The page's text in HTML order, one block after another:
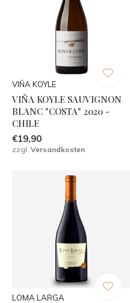
VIÑA KOYLE
VIÑA KOYLE SAUVIGNON
BLANC "COSTA" 2020 -
CHILE
€19,90
zzgl. Versandkosten
LOMA LARGA